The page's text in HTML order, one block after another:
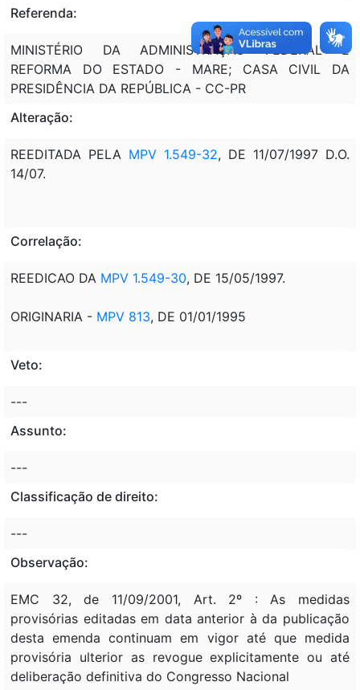
Referenda:
MINISTÉRIO DA ADMINISTRAÇÃO FEDERAL E
REFORMA DO ESTADO - MARE; CASA CIVIL DA
PRESIDÊNCIA DA REPÚBLICA - CC-PR
Alteração:
REEDITADA PELA MPV 1.549-32, DE 11/07/1997 D.O.
14/07.
Correlação:
REEDICAO DA MPV 1.549-30, DE 15/05/1997.
ORIGINARIA - MPV 813, DE 01/01/1995
Veto:
---
Assunto:
---
Classificação de direito:
---
Observação:
EMC 32, de 11/09/2001, Art. 2º : As medidas
provisórias editadas em data anterior à da publicação
desta emenda continuam em vigor até que medida
provisória ulterior as revogue explicitamente ou até
deliberação definitiva do Congresso Nacional